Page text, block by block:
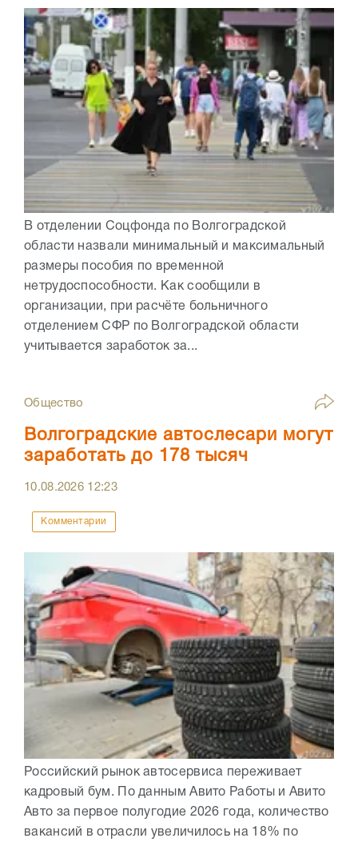
В отделении Соцфонда по Волгоградской
области назвали минимальный и максимальный
размеры пособия по временной
нетрудоспособности. Как сообщили в
организации, при расчёте больничного
отделением СФР по Волгоградской области
учитывается заработок за...
Общество
Волгоградские автослесари могут
заработать до 178 тысяч
10.08.2026 12:23
Комментарии
Российский рынок автосервиса переживает
кадровый бум. По данным Авито Работы и Авито
Авто за первое полугодие 2026 года, количество
вакансий в отрасли увеличилось на 18% по